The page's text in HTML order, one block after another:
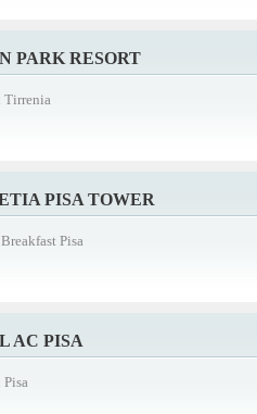
PARK RESORT
Tirrenia
PISA TOWER
Pisa
AC PISA